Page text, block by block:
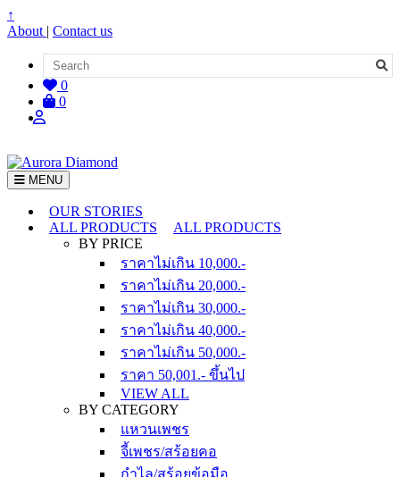
↑
About | Contact us
0
0
MENU
OUR STORIES
ALL PRODUCTS
ALL PRODUCTS
BY PRICE
ราคาไม่เกิน 10,000.-
ราคาไม่เกิน 20,000.-
ราคาไม่เกิน 30,000.-
ราคาไม่เกิน 40,000.-
ราคาไม่เกิน 50,000.-
ราคา 50,001.- ขึ้นไป
VIEW ALL
BY CATEGORY
แหวนเพชร
จี้เพชร/สร้อยคอ
กำไล/สร้อยข้อมือ